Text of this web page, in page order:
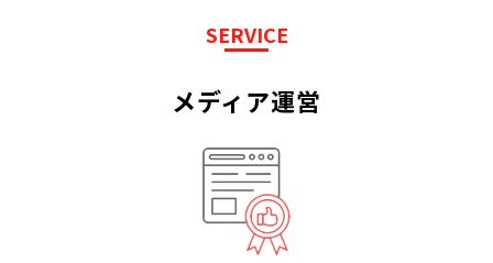
SERVICE
メディア運営